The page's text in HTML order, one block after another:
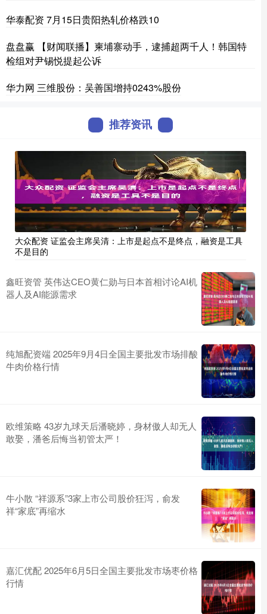
华泰配资 7月15日贵阳热轧价格跌10
盘盘赢 【财闻联播】柬埔寨动手，逮捕超两千人！韩国特
检组对尹锡悦提起公诉
华力网 三维股份：吴善国增持0243%股份
推荐资讯
大众配资 证监会主席吴清：上市是起点不是终点，融资是工具
不是目的
鑫旺资管 英伟达CEO黄仁勋与日本首相讨论AI机
器人及AI能源需求
纯旭配资端 2025年9月4日全国主要批发市场排酸
牛肉价格行情
欧维策略 43岁九球天后潘晓婷，身材傲人却无人
敢娶，潘爸后悔当初管太严！
牛小散 “祥源系”3家上市公司股价狂泻，俞发
祥“家底”再缩水
嘉汇优配 2025年6月5日全国主要批发市场枣价格
行情